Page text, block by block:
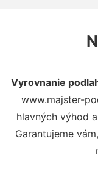
Vyrovnanie
www.majster-
hlavných výhod
Garantujeme